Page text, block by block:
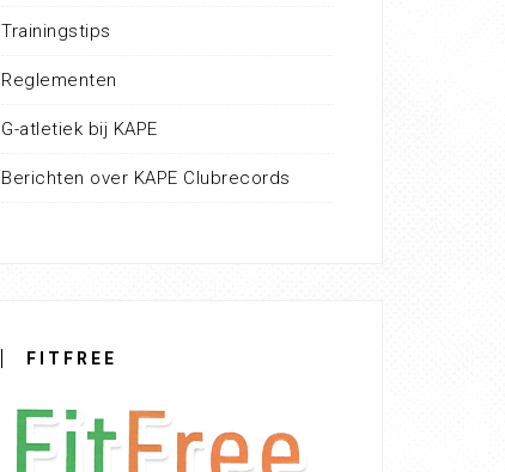
Trainingstips
Reglementen
G-atletiek bij KAPE
Berichten over KAPE Clubrecords
FITFREE